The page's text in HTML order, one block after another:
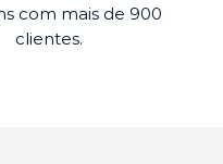
com mais de 900
clientes.